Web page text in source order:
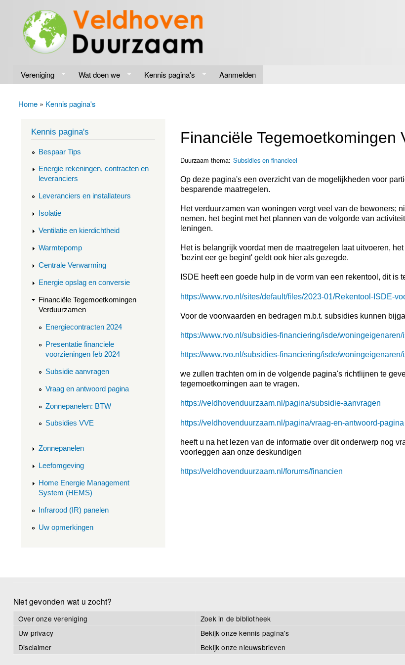
Veldhoven
Duurzaam
Energiek
naar de
toekomst
Vereniging Wat doen we Kennis pagina's Aanmelden
U bent hier
Home » Kennis pagina's
Financiële Tegemoetkomingen
Duurzaam thema: Subsidies en financieel
Op deze pagina's een overzicht van de mogelijkheden voor
besparende maatregelen.
Het verduurzamen van woningen vergt veel van de bewoners;
nemen. het begint met het plannen van de volgorde van
leningen.
Het is belangrijk voordat men de maatregelen laat uitvoeren,
'bezint eer ge begint' geldt ook hier als gezegde.
ISDE heeft een goede hulp in de vorm van een rekentool, dit is
https://www.rvo.nl/sites/default/files/2023-01/Rekentool-ISDE-
Voor de voorwaarden en bedragen m.b.t. subsidies kunnen
https://www.rvo.nl/subsidies-financiering/isde/woningeigenaren/
https://www.rvo.nl/subsidies-financiering/isde/woningeigenaren/
we zullen trachten om in de volgende pagina's richtlijnen te
tegemoetkomingen aan te vragen.
https://veldhovenduurzaam.nl/pagina/subsidie-aanvragen
https://veldhovenduurzaam.nl/pagina/vraag-en-antwoord-pagina
heeft u na het lezen van de informatie over dit onderwerp nog
voorleggen aan onze deskundigen
https://veldhovenduurzaam.nl/forums/financien
Kennis pagina's
Bespaar Tips
Energie rekeningen, contracten en
leveranciers
Leveranciers en installateurs
Isolatie
Ventilatie en kierdichtheid
Warmtepomp
Centrale Verwarming
Energie opslag en conversie
Financiële Tegemoetkomingen
Verduurzamen
Energiecontracten 2024
Presentatie financiele
voorzieningen feb 2024
Subsidie aanvragen
Vraag en antwoord pagina
Zonnepanelen: BTW
Subsidies VVE
Zonnepanelen
Leefomgeving
Home Energie Management
System (HEMS)
Infrarood (IR) panelen
Uw opmerkingen
Niet gevonden wat u zocht?
Over onze vereniging Zoek in de bibliotheek
Uw privacy
Bekijk onze kennis pagina's
Disclaimer
Bekijk onze nieuwsbrieven